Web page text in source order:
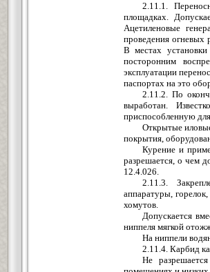
2.11.1.
площадках.
Ацетиленовые
проведения огневых
В местах
посторонним
эксплуатации
паспортах на это
2.11.2. По
выработан.
приспособленную
Открытые
покрытия,
Курение и
разрешается, о чем
12.4.026.
2.11.3.
аппаратуры,
хомутов.
Допускается
ниппеля мягкой
На ниппели
2.11.4. Карбид
Не